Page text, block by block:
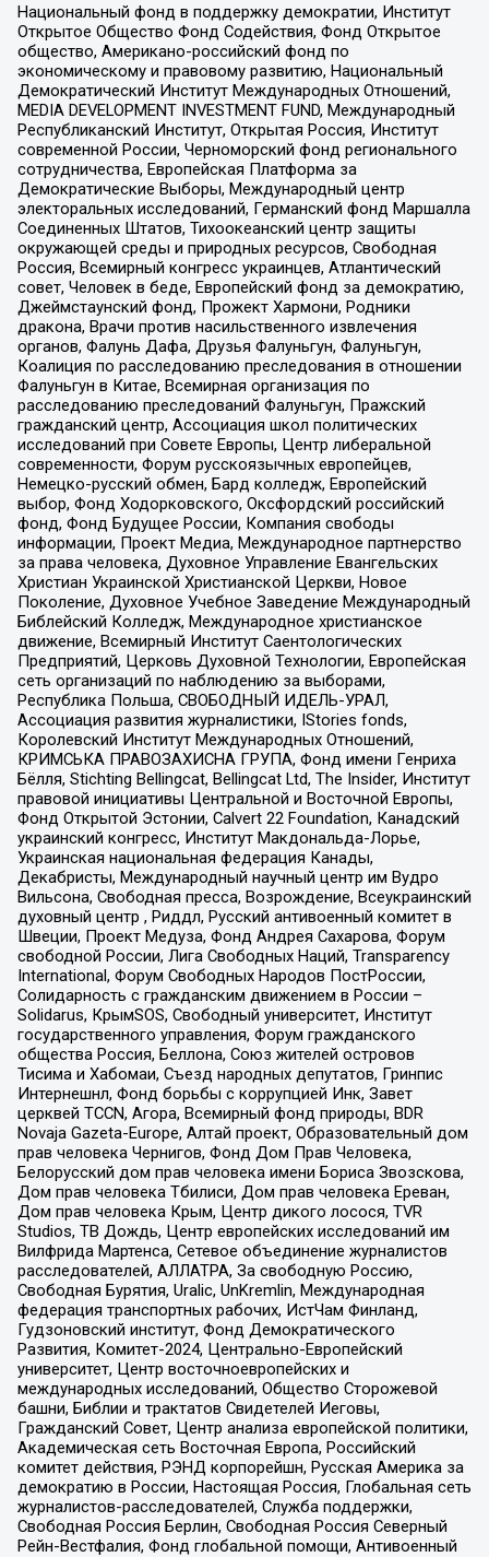
Национальный фонд в поддержку демократии, Институт
Открытое Общество Фонд Содействия, Фонд Открытое
общество, Американо-российский фонд по
экономическому и правовому развитию, Национальный
Демократический Институт Международных Отношений,
MEDIA DEVELOPMENT INVESTMENT FUND, Международный
Республиканский Институт, Открытая Россия, Институт
современной России, Черноморский фонд регионального
сотрудничества, Европейская Платформа за
Демократические Выборы, Международный центр
электоральных исследований, Германский фонд Маршалла
Соединенных Штатов, Тихоокеанский центр защиты
окружающей среды и природных ресурсов, Свободная
Россия, Всемирный конгресс украинцев, Атлантический
совет, Человек в беде, Европейский фонд за демократию,
Джеймстаунский фонд, Прожект Хармони, Родники
дракона, Врачи против насильственного извлечения
органов, Фалунь Дафа, Друзья Фалуньгун, Фалуньгун,
Коалиция по расследованию преследования в отношении
Фалуньгун в Китае, Всемирная организация по
расследованию преследований Фалуньгун, Пражский
гражданский центр, Ассоциация школ политических
исследований при Совете Европы, Центр либеральной
современности, Форум русскоязычных европейцев,
Немецко-русский обмен, Бард колледж, Европейский
выбор, Фонд Ходорковского, Оксфордский российский
фонд, Фонд Будущее России, Компания свободы
информации, Проект Медиа, Международное партнерство
за права человека, Духовное Управление Евангельских
Христиан Украинской Христианской Церкви, Новое
Поколение, Духовное Учебное Заведение Международный
Библейский Колледж, Международное христианское
движение, Всемирный Институт Саентологических
Предприятий, Церковь Духовной Технологии, Европейская
сеть организаций по наблюдению за выборами,
Республика Польша, СВОБОДНЫЙ ИДЕЛЬ-УРАЛ,
Ассоциация развития журналистики, IStories fonds,
Королевский Институт Международных Отношений,
КРИМСЬКА ПРАВОЗАХИСНА ГРУПА, Фонд имени Генриха
Бёлля, Stichting Bellingcat, Bellingcat Ltd, The Insider, Институт
правовой инициативы Центральной и Восточной Европы,
Фонд Открытой Эстонии, Calvert 22 Foundation, Канадский
украинский конгресс, Институт Макдональда-Лорье,
Украинская национальная федерация Канады,
Декабристы, Международный научный центр им Вудро
Вильсона, Свободная пресса, Возрождение, Всеукраинский
духовный центр , Риддл, Русский антивоенный комитет в
Швеции, Проект Медуза, Фонд Андрея Сахарова, Форум
свободной России, Лига Свободных Наций, Transparеncy
International, Форум Свободных Народов ПостРоссии,
Солидарность с гражданским движением в России –
Solidarus, КрымSOS, Свободный университет, Институт
государственного управления, Форум гражданского
общества Россия, Беллона, Союз жителей островов
Тисима и Хабомаи, Съезд народных депутатов, Гринпис
Интернешнл, Фонд борьбы с коррупцией Инк, Завет
церквей TCCN, Агора, Всемирный фонд природы, BDR
Novaja Gazeta-Europe, Алтай проект, Образовательный дом
прав человека Чернигов, Фонд Дом Прав Человека,
Белорусский дом прав человека имени Бориса Звозскова,
Дом прав человека Тбилиси, Дом прав человека Ереван,
Дом прав человека Крым, Центр дикого лосося, TVR
Studios, ТВ Дождь, Центр европейских исследований им
Вилфрида Мартенса, Сетевое объединение журналистов
расследователей, АЛЛАТРА, За свободную Россию,
Свободная Бурятия, Uralic, UnKremlin, Международная
федерация транспортных рабочих, ИстЧам Финланд,
Гудзоновский институт, Фонд Демократического
Развития, Комитет-2024, Центрально-Европейский
университет, Центр восточноевропейских и
международных исследований, Общество Сторожевой
башни, Библии и трактатов Свидетелей Иеговы,
Гражданский Совет, Центр анализа европейской политики,
Академическая сеть Восточная Европа, Российский
комитет действия, РЭНД корпорейшн, Русская Америка за
демократию в России, Настоящая Россия, Глобальная сеть
журналистов-расследователей, Служба поддержки,
Свободная Россия Берлин, Свободная Россия Северный
Рейн-Вестфалия, Фонд глобальной помощи, Антивоенный